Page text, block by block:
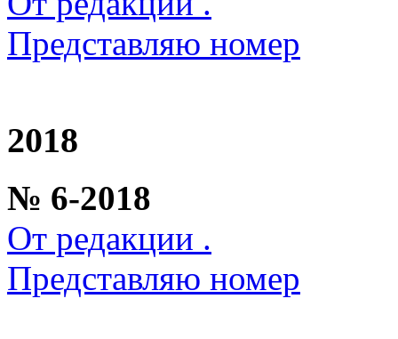
Представляю номер
2018
№ 6-2018
От редакции .
Представляю номер